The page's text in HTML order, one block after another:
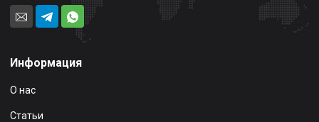
Информация
О нас
Статьи